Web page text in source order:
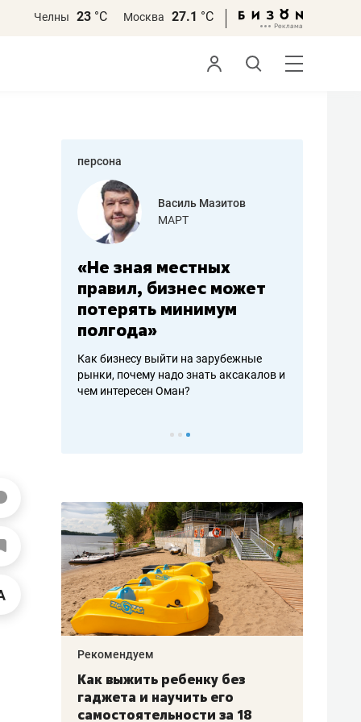
Челны 23 °С Москва 27.1 °С
персона
Василь Мазитов
МАРТ
«Не зная местных
правил, бизнес может
потерять минимум
полгода»
Как бизнесу выйти на зарубежные
рынки, почему надо знать аксакалов и
чем интересен Оман?
–
Рекомендуем
Как выжить ребенку без
гаджета и научить его
самостоятельности за 18